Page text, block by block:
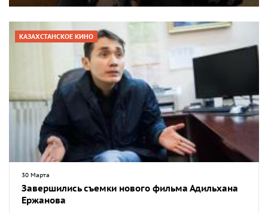
КАЗАХСТАНСКОЕ КИНО
30 Марта
Завершились съемки нового фильма Адильхана
Ержанова